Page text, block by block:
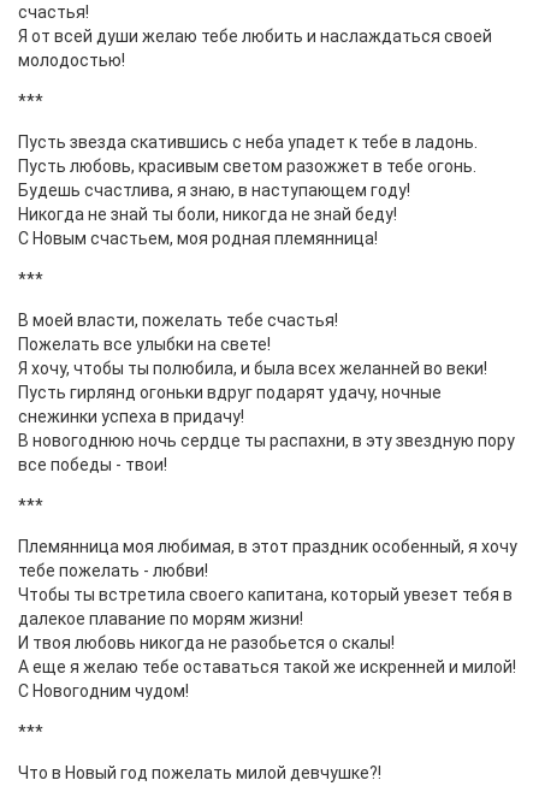
счастья!
Я от всей души желаю тебе любить и наслаждаться своей
молодостью!
***
Пусть звезда скатившись с неба упадет к тебе в ладонь.
Пусть любовь, красивым светом разожжет в тебе огонь.
Будешь счастлива, я знаю, в наступающем году!
Никогда не знай ты боли, никогда не знай беду!
С Новым счастьем, моя родная племянница!
***
В моей власти, пожелать тебе счастья!
Пожелать все улыбки на свете!
Я хочу, чтобы ты полюбила, и была всех желанней во веки!
Пусть гирлянд огоньки вдруг подарят удачу, ночные
снежинки успеха в придачу!
В новогоднюю ночь сердце ты распахни, в эту звездную пору
все победы - твои!
***
Племянница моя любимая, в этот праздник особенный, я хочу
тебе пожелать - любви!
Чтобы ты встретила своего капитана, который увезет тебя в
далекое плавание по морям жизни!
И твоя любовь никогда не разобьется о скалы!
А еще я желаю тебе оставаться такой же искренней и милой!
С Новогодним чудом!
***
Что в Новый год пожелать милой девчушке?!